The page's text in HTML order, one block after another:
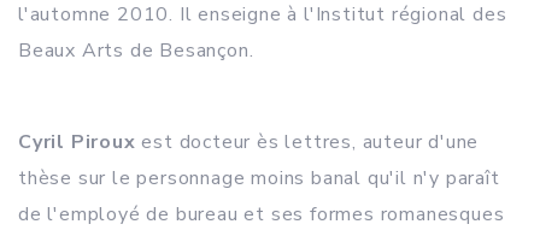
l'automne 2010. Il enseigne à l'Institut régional des
Beaux Arts de Besançon.
Cyril Piroux est docteur ès lettres, auteur d'une
thèse sur le personnage moins banal qu'il n'y paraît
de l'employé de bureau et ses formes romanesques